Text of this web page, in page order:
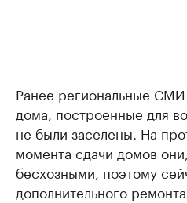
Ранее региональные
дома, построенные для
не были заселены. На
момента сдачи домов
бесхозными, поэтому
дополнительного